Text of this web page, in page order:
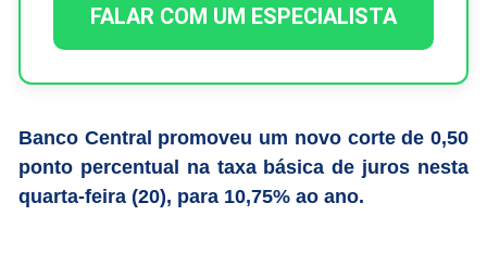
FALAR COM UM ESPECIALISTA
Banco Central promoveu um novo corte de 0,50
ponto percentual na taxa básica de juros nesta
quarta-feira (20), para 10,75% ao ano.